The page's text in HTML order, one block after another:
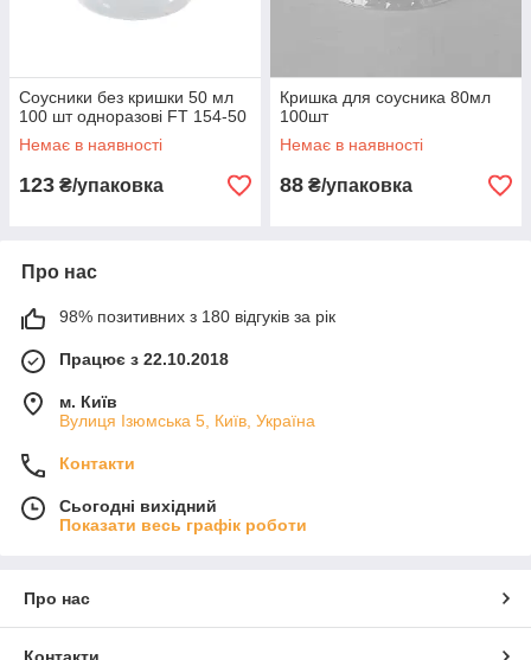
Соусники без кришки 50 мл
100 шт одноразові FT 154-50
Немає в наявності
123 ₴/упаковка
Кришка для соусника 80мл
100шт
Немає в наявності
88 ₴/упаковка
Про нас
98% позитивних з 180 відгуків за рік
Працює з 22.10.2018
м. Київ
Вулиця Ізюмська 5, Київ, Україна
Контакти
Сьогодні вихідний
Показати весь графік роботи
Про нас